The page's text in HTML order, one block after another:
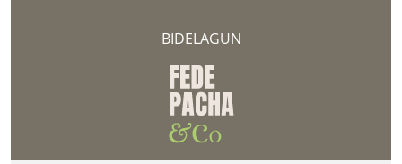
BIDELAGUN